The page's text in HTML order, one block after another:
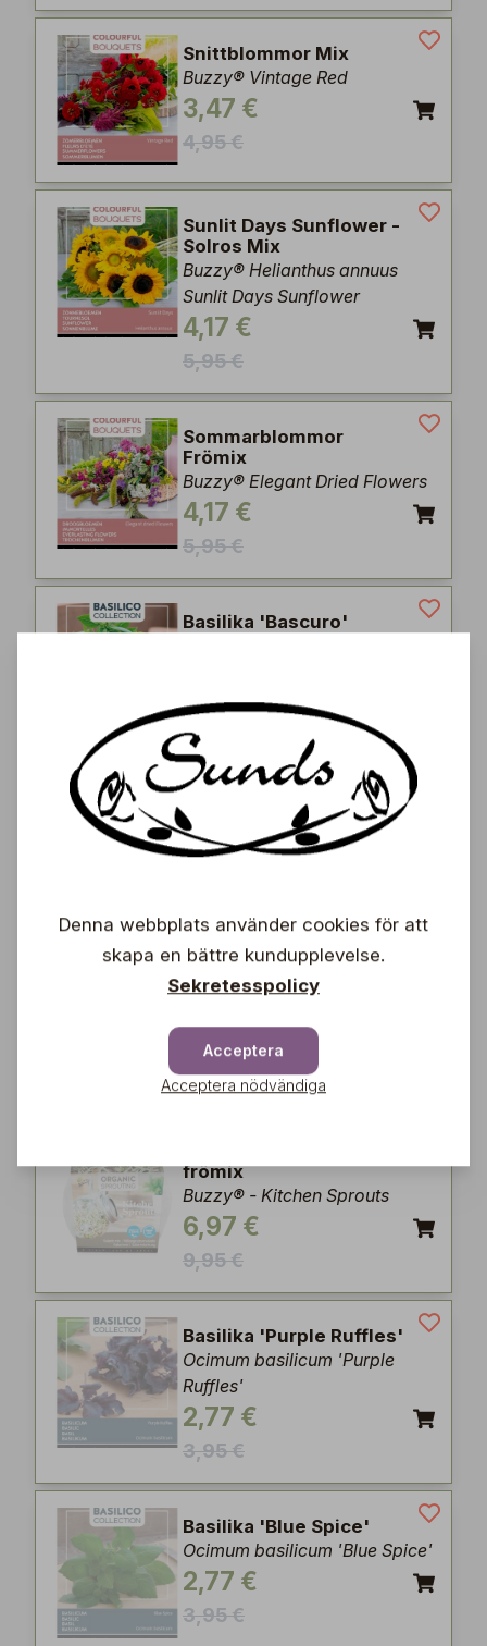
Snittblommor Mix
Buzzy® Vintage Red
3,47 €
4,95 €
Sunlit Days Sunflower -
Solros Mix
Buzzy® Helianthus annuus
Sunlit Days Sunflower
4,17 €
5,95 €
Sommarblommor
Frömix
Buzzy® Elegant Dried Flowers
4,17 €
5,95 €
Basilika 'Bascuro'
3,95 €
Luktärt Mix
Buzzy® Royal Family
2,77 €
Glasburk för groddar
med mungbönor
6,97 €
9,95 €
frömix
Buzzy® - Kitchen Sprouts
6,97 €
9,95 €
Basilika 'Purple Ruffles'
Ocimum basilicum 'Purple
Ruffles'
2,77 €
3,95 €
Basilika 'Blue Spice'
Ocimum basilicum 'Blue Spice'
2,77 €
3,95 €
Denna webbplats använder cookies för att
skapa en bättre kundupplevelse.
Sekretesspolicy
Acceptera
Acceptera nödvändiga